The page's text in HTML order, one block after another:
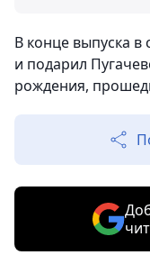
В конце выпуска в
и подарил
рождения,